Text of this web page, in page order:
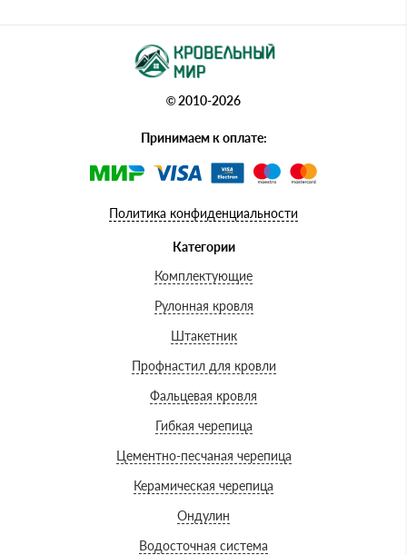
© 2010-2026
Принимаем к оплате:
Политика конфиденциальности
Категории
Комплектующие
Рулонная кровля
Штакетник
Профнастил для кровли
Фальцевая кровля
Гибкая черепица
Цементно-песчаная черепица
Керамическая черепица
Ондулин
Водосточная система